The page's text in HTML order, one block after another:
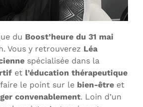
du Boost’heure du 31 mai
Vous y retrouverez Léa
spécialisée dans la
et l’éducation thérapeutique
le point sur le bien-êtreet
convenablement. Loin d’un